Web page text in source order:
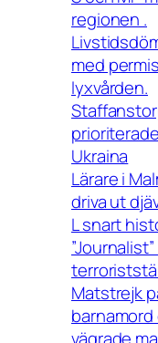
regionen .
med
lyxvården.
Ukraina
Lärare i
driva ut
L snart
Matstrejk